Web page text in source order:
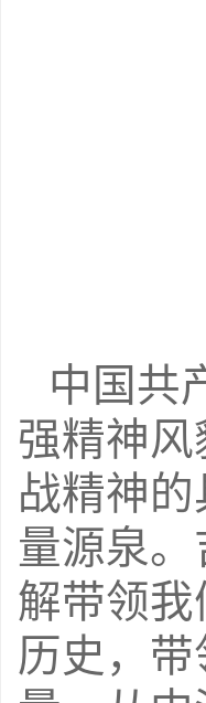
中国共
强精神
战精神
量源泉
解带领
历史，